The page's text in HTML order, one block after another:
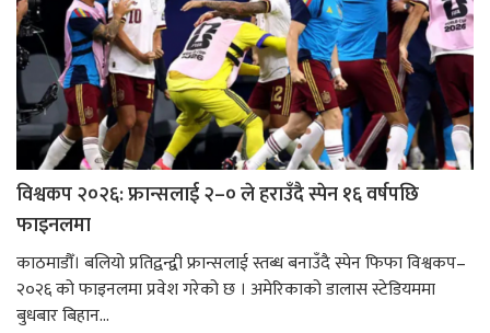
विश्वकप २०२६: फ्रान्सलाई २–० ले हराउँदै स्पेन १६ वर्षपछि
फाइनलमा
काठमाडौँ। बलियो प्रतिद्वन्द्वी फ्रान्सलाई स्तब्ध बनाउँदै स्पेन फिफा विश्वकप–
२०२६ को फाइनलमा प्रवेश गरेको छ । अमेरिकाको डालास स्टेडियममा
बुधबार बिहान...